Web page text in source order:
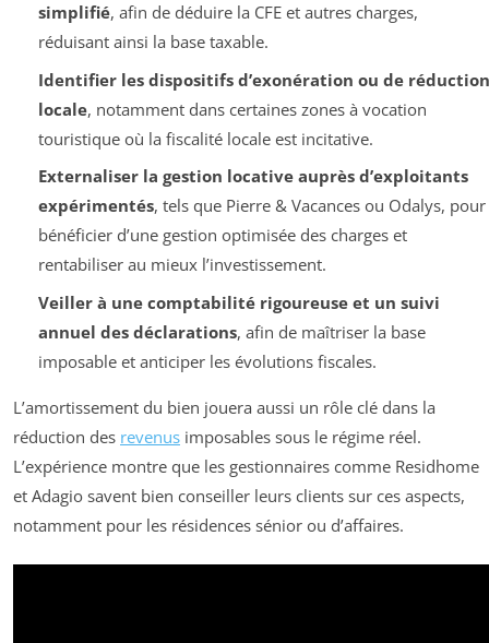
simplifié, afin de déduire la CFE et autres charges,
réduisant ainsi la base taxable.
Identifier les dispositifs d’exonération ou de réduction
locale, notamment dans certaines zones à vocation
touristique où la fiscalité locale est incitative.
Externaliser la gestion locative auprès d’exploitants
expérimentés, tels que Pierre & Vacances ou Odalys, pour
bénéficier d’une gestion optimisée des charges et
rentabiliser au mieux l’investissement.
Veiller à une comptabilité rigoureuse et un suivi
annuel des déclarations, afin de maîtriser la base
imposable et anticiper les évolutions fiscales.
L’amortissement du bien jouera aussi un rôle clé dans la
réduction des revenus imposables sous le régime réel.
L’expérience montre que les gestionnaires comme Residhome
et Adagio savent bien conseiller leurs clients sur ces aspects,
notamment pour les résidences sénior ou d’affaires.